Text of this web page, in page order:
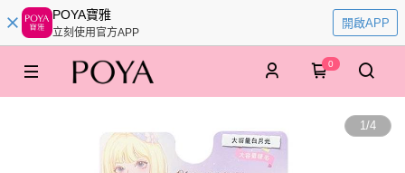
POYA寶雅
立刻使用官方APP
開啟APP
0
1/4